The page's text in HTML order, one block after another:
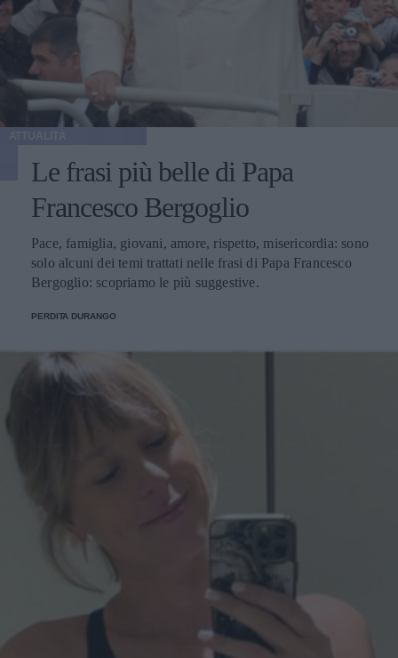
Le frasi più belle di Papa
Francesco Bergoglio
Pace, famiglia, giovani, amore, rispetto, misericordia: sono
solo alcuni dei temi trattati nelle frasi di Papa Francesco
Bergoglio: scopriamo le più suggestive.
PERDITA DURANGO